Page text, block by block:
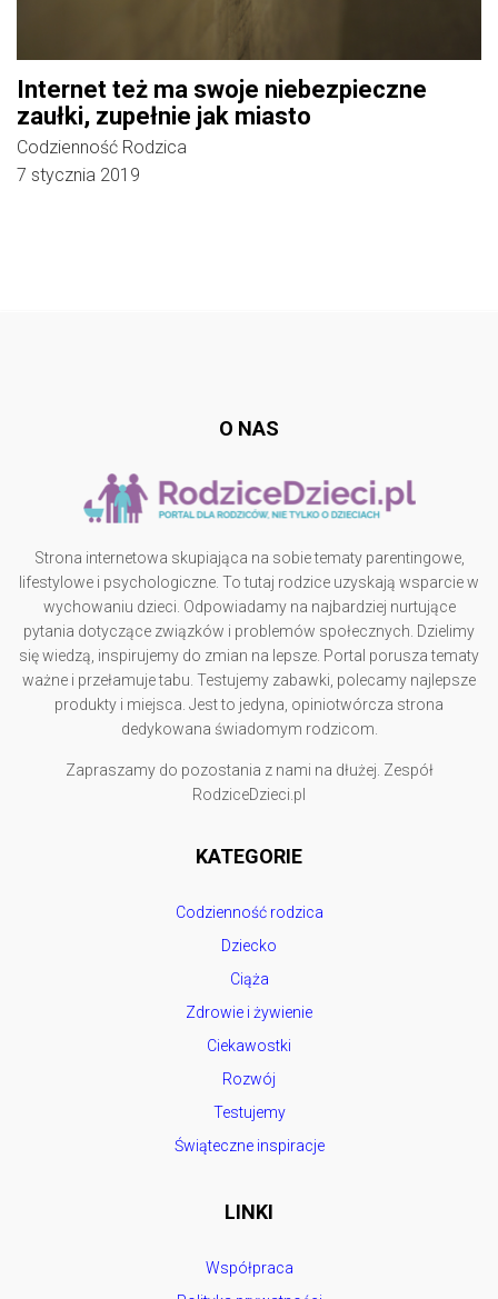
Internet też ma swoje niebezpieczne
zaułki, zupełnie jak miasto
Codzienność Rodzica
7 stycznia 2019
O NAS
Strona internetowa skupiająca na sobie tematy parentingowe,
lifestylowe i psychologiczne. To tutaj rodzice uzyskają wsparcie w
wychowaniu dzieci. Odpowiadamy na najbardziej nurtujące
pytania dotyczące związków i problemów społecznych. Dzielimy
się wiedzą, inspirujemy do zmian na lepsze. Portal porusza tematy
ważne i przełamuje tabu. Testujemy zabawki, polecamy najlepsze
produkty i miejsca. Jest to jedyna, opiniotwórcza strona
dedykowana świadomym rodzicom.
Zapraszamy do pozostania z nami na dłużej. Zespół
RodziceDzieci.pl
KATEGORIE
Codzienność rodzica
Dziecko
Ciąża
Zdrowie i żywienie
Ciekawostki
Rozwój
Testujemy
Świąteczne inspiracje
LINKI
Współpraca